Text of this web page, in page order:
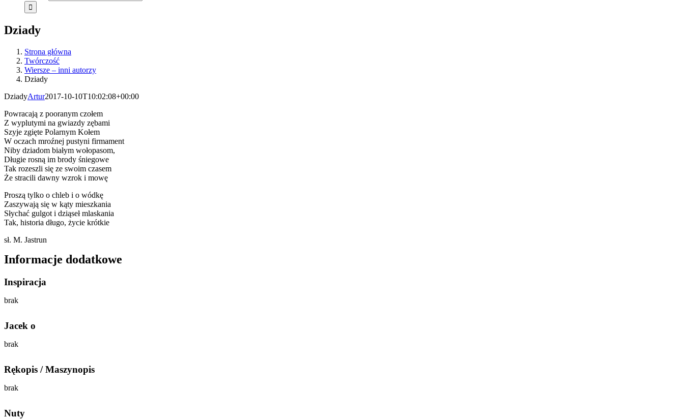
Dziady
Strona główna
Twórczość
Wiersze – inni autorzy
Dziady
DziadyArtur2017-10-10T10:02:08+00:00
Powracają z pooranym czołem
Z wyplutymi na gwiazdy zębami
Szyje zgięte Polarnym Kołem
W oczach mroźnej pustyni firmament
Niby dziadom białym wołopasom,
Długie rosną im brody śniegowe
Tak rozeszli się ze swoim czasem
Że stracili dawny wzrok i mowę
Proszą tylko o chleb i o wódkę
Zaszywają się w kąty mieszkania
Słychać gulgot i dziąseł mlaskania
Tak, historia długo, życie krótkie
sł. M. Jastrun
Informacje dodatkowe
Inspiracja
brak
Jacek o
brak
Rękopis / Maszynopis
brak
Nuty